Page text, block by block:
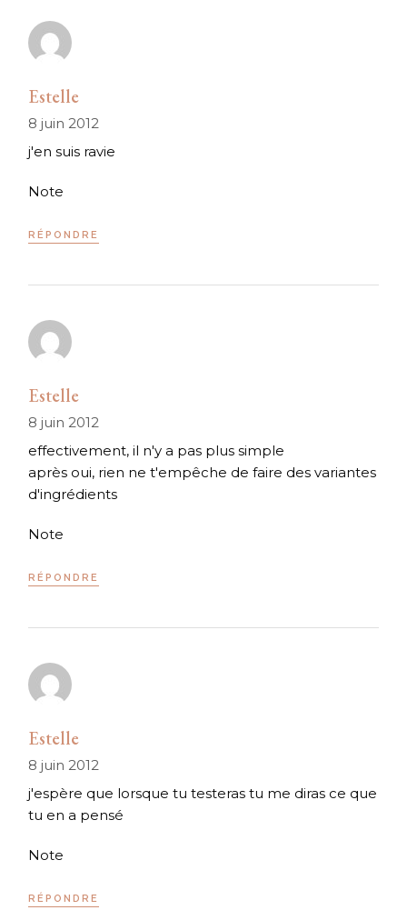
Estelle
8 juin 2012
j'en suis ravie
Note
RÉPONDRE
Estelle
8 juin 2012
effectivement, il n'y a pas plus simple
après oui, rien ne t'empêche de faire des variantes
d'ingrédients
Note
RÉPONDRE
Estelle
8 juin 2012
j'espère que lorsque tu testeras tu me diras ce que
tu en a pensé
Note
RÉPONDRE